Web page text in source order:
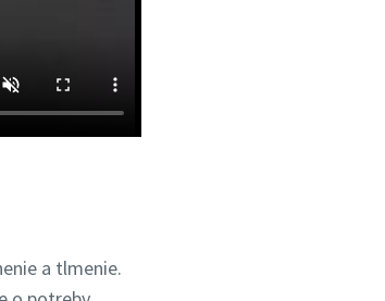
a tlmenie.